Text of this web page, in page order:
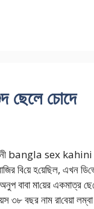
ছেলে চোদে
bangla sex
বি‌য়ে হ‌য়ে‌ছিল, এখন
বাবা মা‌য়ের
৩৮ বছর নাম রা‌বেয়া